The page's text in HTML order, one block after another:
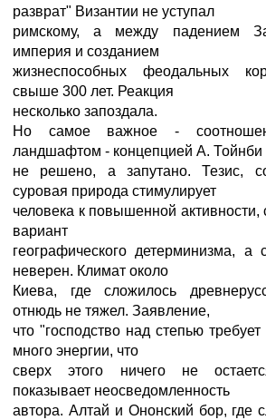
разврат" Византии не уступал
римскому, а между падением
империя и созданием
жизнеспособных феодальных
свыше 300 лет. Реакция
несколько запоздала.
Но самое важное -
ландшафтом - концепцией А. Тойнби
не решено, а запутано. Тезис,
суровая природа стимулирует
человека к повышенной
вариант
географического детерминизма, а
неверен. Климат около
Киева, где сложилось
отнюдь не тяжел. Заявление,
что "господство над степью требует
много энергии, что
сверх этого ничего не
показывает неосведомленность
автора. Алтай и Ононский бор, где